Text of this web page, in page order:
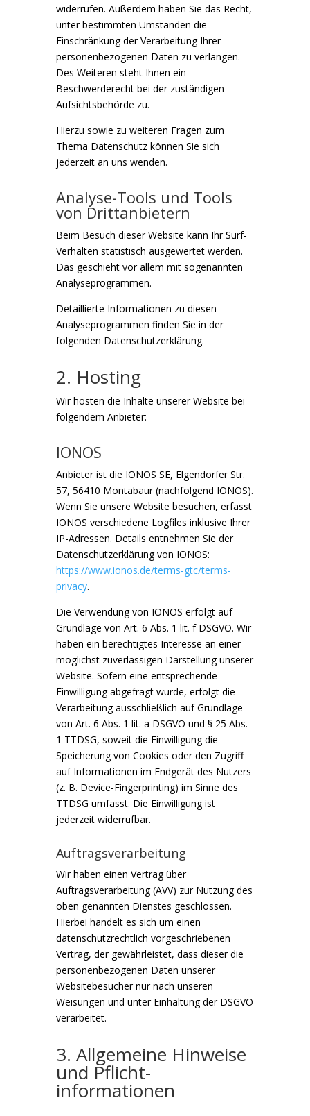
widerrufen. Außerdem haben Sie das Recht,
unter bestimmten Umständen die
Einschränkung der Verarbeitung Ihrer
personenbezogenen Daten zu verlangen.
Des Weiteren steht Ihnen ein
Beschwerderecht bei der zuständigen
Aufsichtsbehörde zu.
Hierzu sowie zu weiteren Fragen zum
Thema Datenschutz können Sie sich
jederzeit an uns wenden.
Analyse-Tools und Tools
von Dritt­anbietern
Beim Besuch dieser Website kann Ihr Surf-
Verhalten statistisch ausgewertet werden.
Das geschieht vor allem mit sogenannten
Analyseprogrammen.
Detaillierte Informationen zu diesen
Analyseprogrammen finden Sie in der
folgenden Datenschutzerklärung.
2. Hosting
Wir hosten die Inhalte unserer Website bei
folgendem Anbieter:
IONOS
Anbieter ist die IONOS SE, Elgendorfer Str.
57, 56410 Montabaur (nachfolgend IONOS).
Wenn Sie unsere Website besuchen, erfasst
IONOS verschiedene Logfiles inklusive Ihrer
IP-Adressen. Details entnehmen Sie der
Datenschutzerklärung von IONOS:
https://www.ionos.de/terms-gtc/terms-
privacy.
Die Verwendung von IONOS erfolgt auf
Grundlage von Art. 6 Abs. 1 lit. f DSGVO. Wir
haben ein berechtigtes Interesse an einer
möglichst zuverlässigen Darstellung unserer
Website. Sofern eine entsprechende
Einwilligung abgefragt wurde, erfolgt die
Verarbeitung ausschließlich auf Grundlage
von Art. 6 Abs. 1 lit. a DSGVO und § 25 Abs.
1 TTDSG, soweit die Einwilligung die
Speicherung von Cookies oder den Zugriff
auf Informationen im Endgerät des Nutzers
(z. B. Device-Fingerprinting) im Sinne des
TTDSG umfasst. Die Einwilligung ist
jederzeit widerrufbar.
Auftragsverarbeitung
Wir haben einen Vertrag über
Auftragsverarbeitung (AVV) zur Nutzung des
oben genannten Dienstes geschlossen.
Hierbei handelt es sich um einen
datenschutzrechtlich vorgeschriebenen
Vertrag, der gewährleistet, dass dieser die
personenbezogenen Daten unserer
Websitebesucher nur nach unseren
Weisungen und unter Einhaltung der DSGVO
verarbeitet.
3. Allgemeine Hinweise
und Pflicht­
informationen